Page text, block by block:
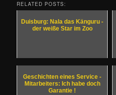
RELATED POSTS:
Duisburg: Nala das Känguru -
der weiße Star im Zoo
Geschichten eines Service -
Mitarbeiters: Ich habe doch
Garantie !